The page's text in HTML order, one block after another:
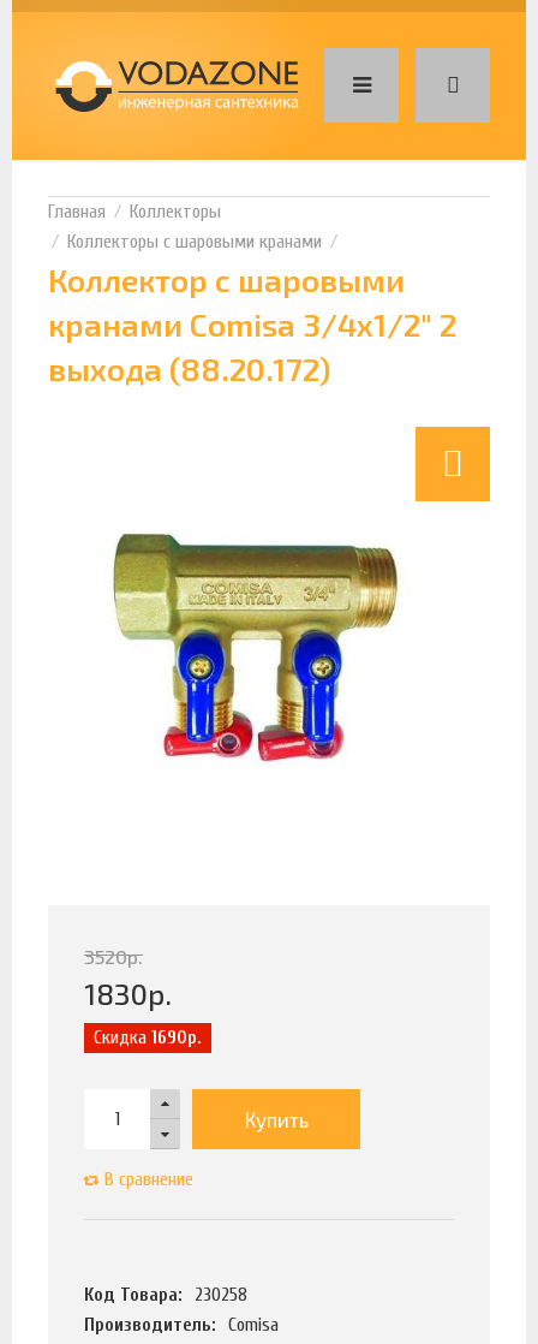
Коллекторы
Коллекторы с шаровыми кранами
Коллектор с шаровыми
кранами Comisa 3/4х1/2" 2
выхода (88.20.172)
3520р.
1830р.
Скидка 1690р.
Купить
В сравнение
Код Товара:
230258
Производитель:
Comisa